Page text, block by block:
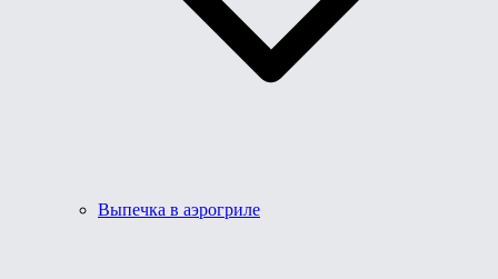
Выпечка в аэрогриле